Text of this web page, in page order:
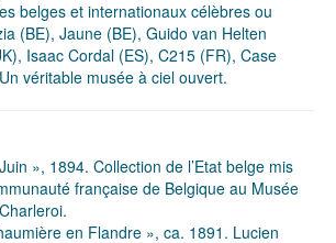
belges et internationaux célèbres ou
(BE), Jaune (BE), Guido van Helten
Isaac Cordal (ES), C215 (FR), Case
véritable musée à ciel ouvert.
», 1894. Collection de l’Etat belge mis
française de Belgique au Musée
en Flandre », ca. 1891. Lucien